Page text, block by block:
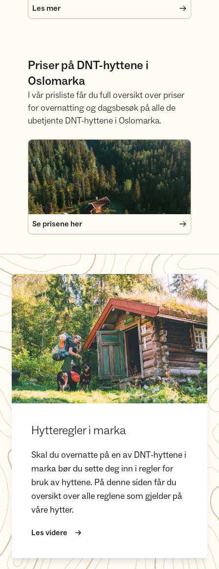
Les mer
Priser på DNT-hyttene i
Oslomarka
I vår prisliste får du full oversikt over priser
for overnatting og dagsbesøk på alle de
ubetjente DNT-hyttene i Oslomarka.
Se prisene her
Se prisene her
Hytteregler i marka
Hytteregler i marka
Skal du overnatte på en av DNT-hyttene i
marka bør du sette deg inn i regler for
bruk av hyttene. På denne siden får du
oversikt over alle reglene som gjelder på
våre hytter.
Les videre